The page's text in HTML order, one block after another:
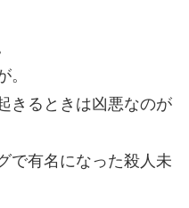
きるときは凶悪なのが
で有名になった殺人未